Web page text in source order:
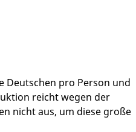
Deutschen pro Person und
reicht wegen der
nicht aus, um diese große